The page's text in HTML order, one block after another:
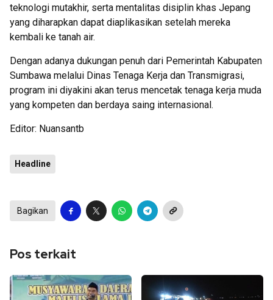
teknologi mutakhir, serta mentalitas disiplin khas Jepang
yang diharapkan dapat diaplikasikan setelah mereka
kembali ke tanah air.
Dengan adanya dukungan penuh dari Pemerintah Kabupaten
Sumbawa melalui Dinas Tenaga Kerja dan Transmigrasi,
program ini diyakini akan terus mencetak tenaga kerja muda
yang kompeten dan berdaya saing internasional.
Editor: Nuansantb
Headline
Bagikan
Pos terkait